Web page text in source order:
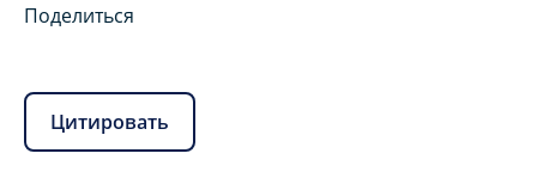
Поделиться
Цитировать